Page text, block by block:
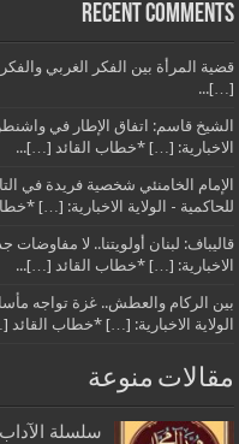
Recent Comments
قضية المرأة بين الفكر الغربي
[…]...
الشيخ قاسم: اتفاق الإطار في
الاخبارية: […] *خطاب القائد […]...
الإمام الخامنئي شخصية فريدة في
للحاكمية - الولاية الاخبارية: […]
قاليباف: لبنان أولويتنا.. لا مفاوضات
الاخبارية: […] *خطاب القائد […]...
بين الركام والعطش.. غزة تواجه
الولاية الاخبارية: […] *خطاب
مقالات منوعة
سلسلة الآداب